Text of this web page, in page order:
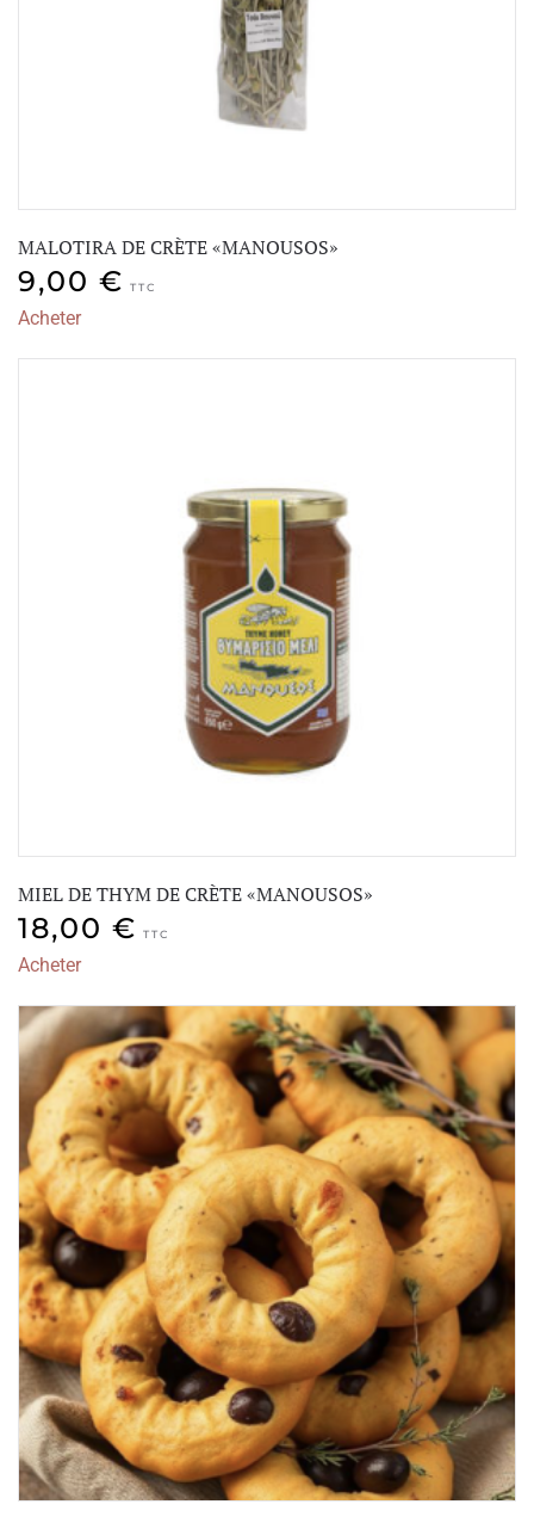
MALOTIRA DE CRÈTE «MANOUSOS»
9,00 € TTC
Acheter
MIEL DE THYM DE CRÈTE «MANOUSOS»
18,00 € TTC
Acheter